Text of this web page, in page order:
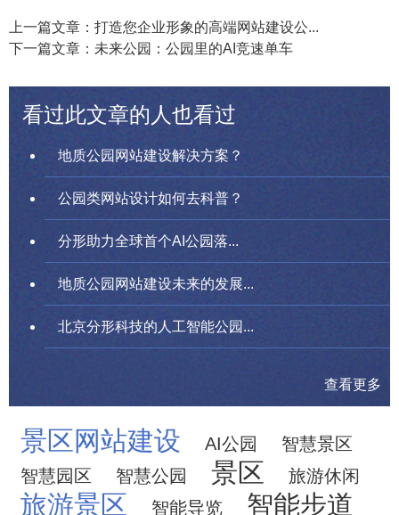
上一篇文章：打造您企业形象的高端网站建设公...
下一篇文章：未来公园：公园里的AI竞速单车
看过此文章的人也看过
地质公园网站建设解决方案？
公园类网站设计如何去科普？
分形助力全球首个AI公园落...
地质公园网站建设未来的发展...
北京分形科技的人工智能公园...
查看更多
景区网站建设 AI公园
智慧景区
智慧园区
智慧公园 景区 旅游休闲
旅游景区 智能导览 智能步道